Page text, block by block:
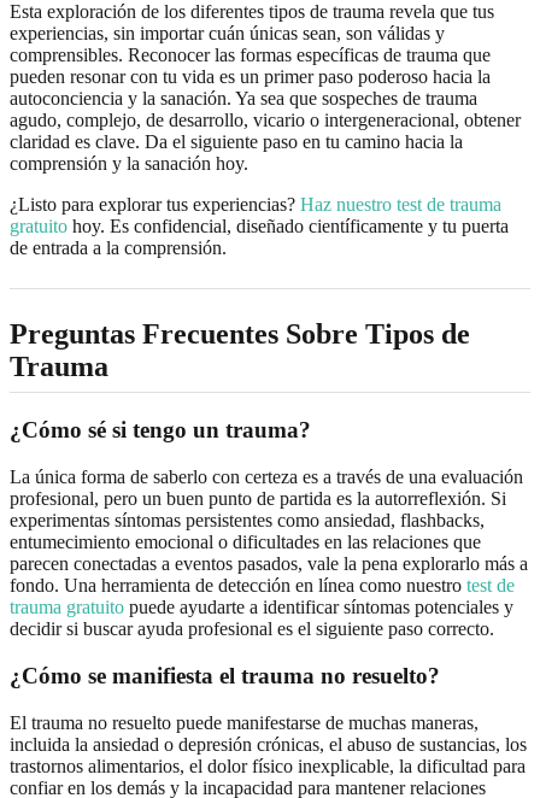
Esta exploración de los diferentes tipos de trauma revela que tus
experiencias, sin importar cuán únicas sean, son válidas y
comprensibles. Reconocer las formas específicas de trauma que
pueden resonar con tu vida es un primer paso poderoso hacia la
autoconciencia y la sanación. Ya sea que sospeches de trauma
agudo, complejo, de desarrollo, vicario o intergeneracional, obtener
claridad es clave. Da el siguiente paso en tu camino hacia la
comprensión y la sanación hoy.
¿Listo para explorar tus experiencias? Haz nuestro test de trauma
gratuito hoy. Es confidencial, diseñado científicamente y tu puerta
de entrada a la comprensión.
Preguntas Frecuentes Sobre Tipos de
Trauma
¿Cómo sé si tengo un trauma?
La única forma de saberlo con certeza es a través de una evaluación
profesional, pero un buen punto de partida es la autorreflexión. Si
experimentas síntomas persistentes como ansiedad, flashbacks,
entumecimiento emocional o dificultades en las relaciones que
parecen conectadas a eventos pasados, vale la pena explorarlo más a
fondo. Una herramienta de detección en línea como nuestro test de
trauma gratuito puede ayudarte a identificar síntomas potenciales y
decidir si buscar ayuda profesional es el siguiente paso correcto.
¿Cómo se manifiesta el trauma no resuelto?
El trauma no resuelto puede manifestarse de muchas maneras,
incluida la ansiedad o depresión crónicas, el abuso de sustancias, los
trastornos alimentarios, el dolor físico inexplicable, la dificultad para
confiar en los demás y la incapacidad para mantener relaciones